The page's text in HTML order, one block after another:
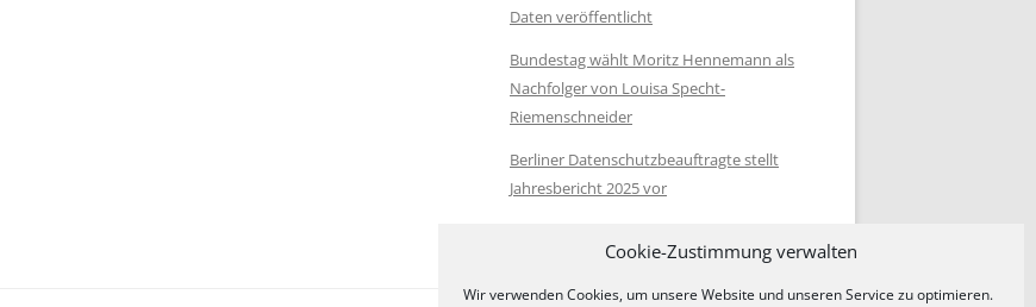
Cookie-Zustimmung verwalten
Wir verwenden Cookies, um unsere Website und unseren Service zu optimieren.
Daten veröffentlicht
Bundestag wählt Moritz Hennemann als
Nachfolger von Louisa Specht-
Riemenschneider
Berliner Datenschutzbeauftragte stellt
Jahresbericht 2025 vor